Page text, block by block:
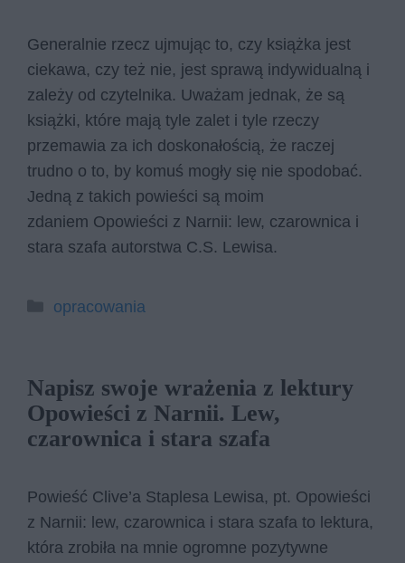
Generalnie rzecz ujmując to, czy książka jest
ciekawa, czy też nie, jest sprawą indywidualną i
zależy od czytelnika. Uważam jednak, że są
książki, które mają tyle zalet i tyle rzeczy
przemawia za ich doskonałością, że raczej
trudno o to, by komuś mogły się nie spodobać.
Jedną z takich powieści są moim
zdaniem Opowieści z Narnii: lew, czarownica i
stara szafa autorstwa C.S. Lewisa.
Kategorie
opracowania
Napisz swoje wrażenia z lektury
Opowieści z Narnii. Lew,
czarownica i stara szafa
Powieść Clive’a Staplesa Lewisa, pt. Opowieści
z Narnii: lew, czarownica i stara szafa to lektura,
która zrobiła na mnie ogromne pozytywne